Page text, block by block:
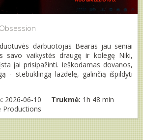
Obsession
darbuotojas Bearas jau seniai
savo vaikystės draugę ir kolegę Niki,
jai prisipažinti. Ieškodamas dovanos,
- stebuklingą lazdelę, galinčią išpildyti
2026-06-10 Trukmė: 1h 48 min
Productions